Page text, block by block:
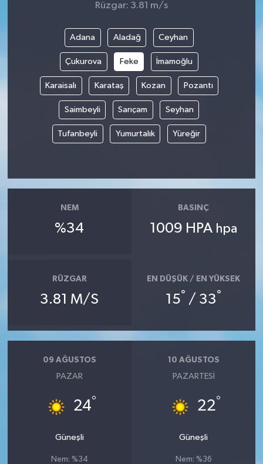
Rüzgar: 3.81 m/s
Adana Aladağ Ceyhan
Çukurova Feke İmamoğlu
Karaisalı Karataş Kozan Pozantı
Saimbeyli Sarıçam Seyhan
Tufanbeyli Yumurtalık Yüreğir
NEM
%34
BASINÇ
1009 HPA hpa
RÜZGAR
3.81 M/S
EN DÜŞÜK / EN YÜKSEK
15° / 33°
09 AĞUSTOS
PAZAR
24°
Güneşli
Nem: %34
10 AĞUSTOS
PAZARTESI
22°
Güneşli
Nem: %36